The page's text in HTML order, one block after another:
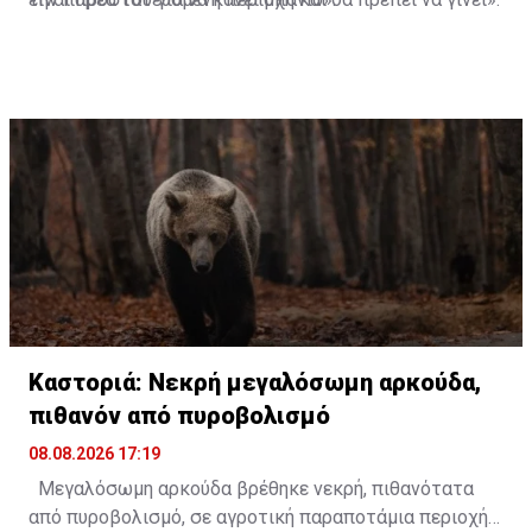
Καστοριά: Νεκρή μεγαλόσωμη αρκούδα,
πιθανόν από πυροβολισμό
08.08.2026 17:19
Μεγαλόσωμη αρκούδα βρέθηκε νεκρή, πιθανότατα
από πυροβολισμό, σε αγροτική παραποτάμια περιοχή